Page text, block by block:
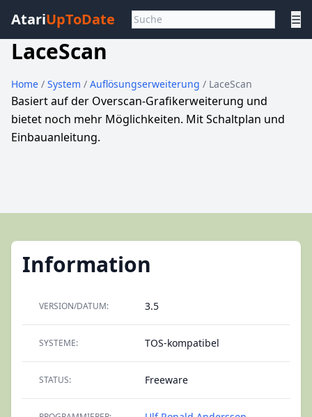
AtariUpToDate ☰
LaceScan
Home / System / Auflösungserweiterung / LaceScan
Basiert auf der Overscan-Grafikerweiterung und
bietet noch mehr Möglichkeiten. Mit Schaltplan und
Einbauanleitung.
Information
VERSION/DATUM: 3.5
SYSTEME: TOS-kompatibel
STATUS: Freeware